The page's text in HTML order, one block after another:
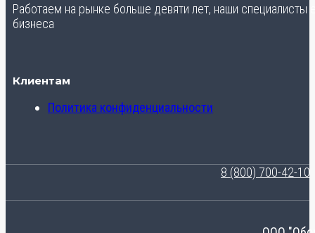
Работаем на рынке больше девяти лет, наши
бизнеса
Клиентам
Политика конфиденциальности
8 (800) 700-42-10